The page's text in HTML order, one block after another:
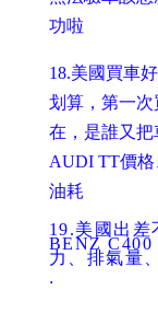
功啦
18.美國買車
划算，第一次
在，是誰又把
AUDI TT價格
油耗
19.美國出差
BENZ C400
力、排氣量
.